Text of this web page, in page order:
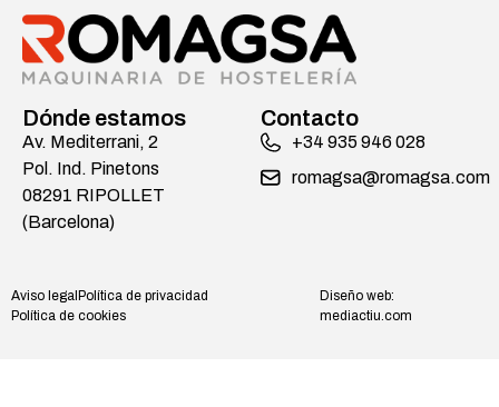
Dónde estamos
Av. Mediterrani, 2
Pol. Ind. Pinetons
08291 RIPOLLET
(Barcelona)
Contacto
+34 935 946 028
romagsa@romagsa.com
Aviso legalPolítica de privacidad
Política de cookies
Diseño web:
mediactiu.com